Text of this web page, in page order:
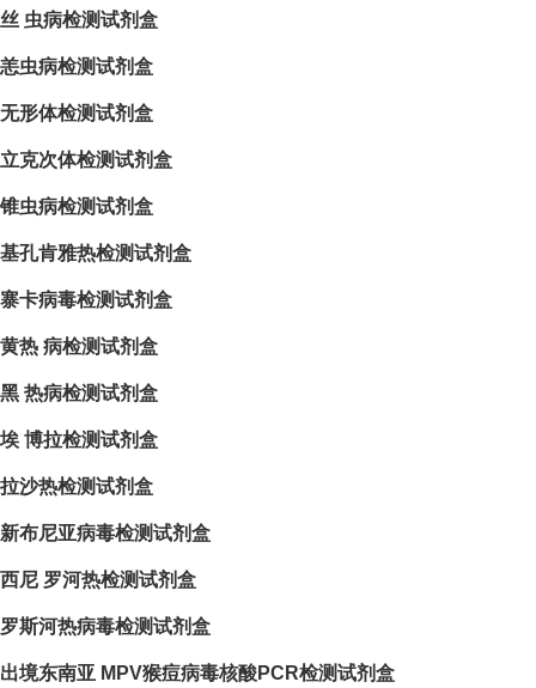
丝 虫病检测试剂盒
恙虫病检测试剂盒
无形体检测试剂盒
立克次体检测试剂盒
锥虫病检测试剂盒
基孔肯雅热检测试剂盒
寨卡病毒检测试剂盒
黄热 病检测试剂盒
黑 热病检测试剂盒
埃 博拉检测试剂盒
拉沙热检测试剂盒
新布尼亚病毒检测试剂盒
西尼 罗河热检测试剂盒
罗斯河热病毒检测试剂盒
出境东南亚 MPV猴痘病毒核酸PCR检测试剂盒